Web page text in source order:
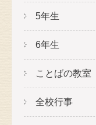
5年生
6年生
ことばの教室
全校行事